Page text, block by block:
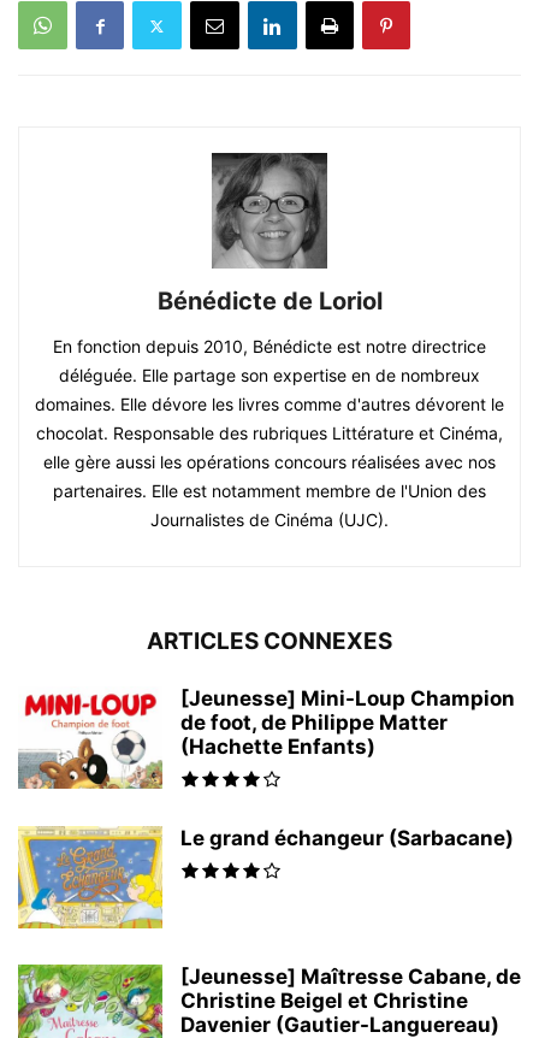
Bénédicte de Loriol
En fonction depuis 2010, Bénédicte est notre directrice
déléguée. Elle partage son expertise en de nombreux
domaines. Elle dévore les livres comme d'autres dévorent le
chocolat. Responsable des rubriques Littérature et Cinéma,
elle gère aussi les opérations concours réalisées avec nos
partenaires. Elle est notamment membre de l'Union des
Journalistes de Cinéma (UJC).
ARTICLES CONNEXES
[Jeunesse] Mini-Loup Champion
de foot, de Philippe Matter
(Hachette Enfants)
Le grand échangeur (Sarbacane)
[Jeunesse] Maîtresse Cabane, de
Christine Beigel et Christine
Davenier (Gautier-Languereau)